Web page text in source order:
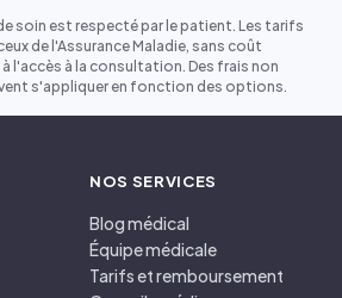
soin est respecté par le patient. Les tarifs
de l'Assurance Maladie, sans coût
l'accès à la consultation. Des frais non
s'appliquer en fonction des options.
NOS SERVICES
Blog médical
Équipe médicale
Tarifs et remboursement